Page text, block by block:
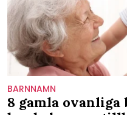
BARNNAMN
8 gamla ovanliga